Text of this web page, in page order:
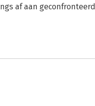
af aan geconfronteerd